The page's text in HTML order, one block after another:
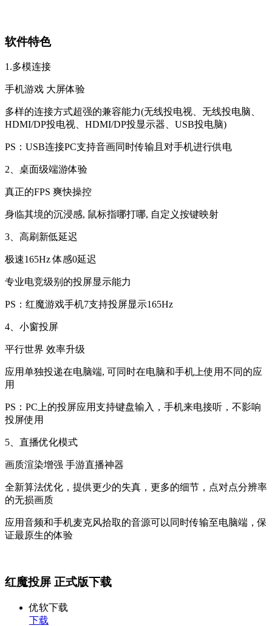
软件特色
1.多模连接
手机游戏 大屏体验
多样的连接方式超强的兼容能力(无线投电视、无线投电脑、
HDMI/DP投电视、HDMI/DP投显示器、USB投电脑)
PS：USB连接PC支持音画同时传输且对手机进行供电
2、桌面级端游体验
真正的FPS 爽快操控
身临其境的沉浸感, 鼠标指哪打哪, 自定义按键映射
3、高刷新低延迟
极速165Hz 体感0延迟
专业电竞级别的投屏显示能力
PS：红魔游戏手机7支持投屏显示165Hz
4、小窗投屏
平行世界 效率升级
应用单独投递在电脑端, 可同时在电脑和手机上使用不同的应
用
PS：PC上的投屏应用支持键盘输入，手机来电接听，不影响
投屏使用
5、直播优化模式
画质渲染增强 手游直播神器
全新算法优化，提供更少的失真，更多的细节，点对点分辨率
的无损画质
应用音频和手机麦克风拾取的音源可以同时传输至电脑端，保
证最原生的体验
红魔投屏 正式版下载
优软下载
下载